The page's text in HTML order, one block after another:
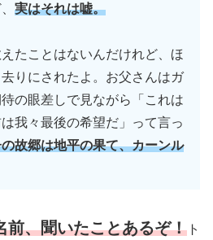
実はそれは嘘。
たことはないんだけれど、ほ
りにされたよ。お父さんはガ
の眼差しで見ながら「これは
我々最後の希望だ」って言っ
故郷は地平の果て、カーンル
前、聞いたことあるぞ！ ト